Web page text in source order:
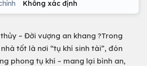
Không xác định
– Đời vượng an khang ?Trong
tốt là nơi “tụ khí sinh tài”, đón
phong tụ khí – mang lại bình an,